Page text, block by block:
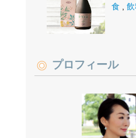
食
プロフィール